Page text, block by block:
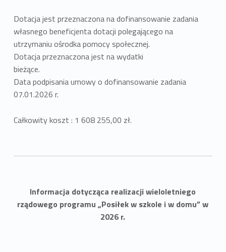
Dotacja jest przeznaczona na dofinansowanie zadania
własnego beneficjenta dotacji polegającego na
utrzymaniu ośrodka pomocy społecznej.
Dotacja przeznaczona jest na wydatki
bieżące.
Data podpisania umowy o dofinansowanie zadania
07.01.2026 r.
Całkowity koszt : 1 608 255,00 zł.
Informacja dotycząca realizacji wieloletniego
rządowego programu „Posiłek w szkole i w domu” w
2026 r.